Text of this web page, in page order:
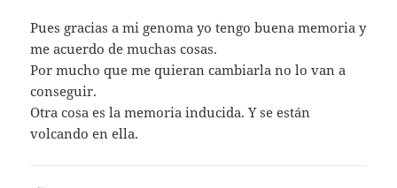
Pues gracias a mi genoma yo tengo buena memoria y
me acuerdo de muchas cosas.
Por mucho que me quieran cambiarla no lo van a
conseguir.
Otra cosa es la memoria inducida. Y se están
volcando en ella.